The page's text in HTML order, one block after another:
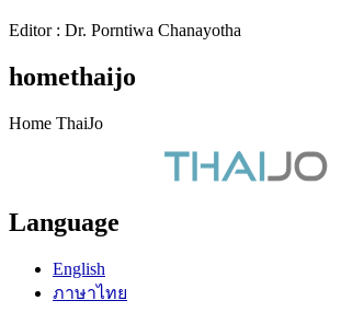
Editor : Dr. Porntiwa Chanayotha
homethaijo
Home ThaiJo
Language
English
ภาษาไทย